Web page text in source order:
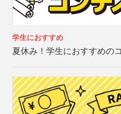
学生におすすめ
夏休み！学生におすすめの